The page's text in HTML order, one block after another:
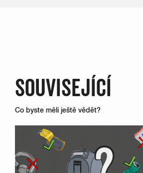
SOUVISEJÍCÍ
Co byste měli ještě vědět?